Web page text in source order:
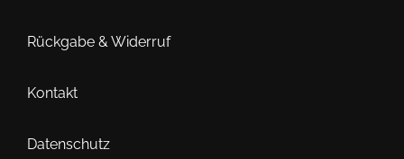
Rückgabe & Widerruf
Kontakt
Datenschutz